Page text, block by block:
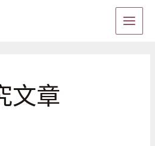
Main
Menu
文章